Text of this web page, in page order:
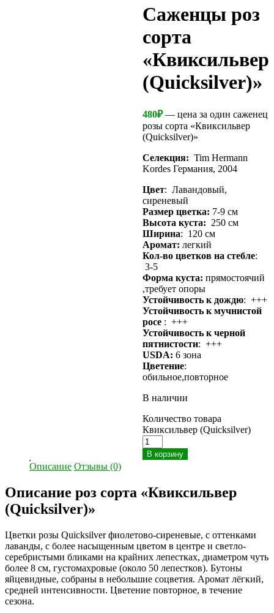
Cаженцы роз
сорта
«Квиксильвер
(Quicksilver)»
480₽— цена за один саженец
розы сорта «Квиксильвер
(Quicksilver)»
Селекция: Tim Hermann
Kordes Германия, 2004
Цвет: Лавандовый,
сиреневый
Размер цветка: 7-9 см
Высота куста: 250 см
Ширина: 120 см
Аромат: легкий
Кол-во цветков на стебле:
3-5
Форма куста: прямостоячий
,требует опоры
Устойчивость к дождю: +++
Устойчивость к мучнистой
росе: +++
Устойчивость к черной
пятнистости: +++
USDA: 6 зона
Цветение:
обильное,повторное
В наличии
Количество товара
Квиксильвер (Quicksilver)
В корзину
Описание Отзывы (0)
Описание роз сорта «Квиксильвер
(Quicksilver)»
Цветки розы Quicksilver фиолетово-сиреневые, с оттенками
лаванды, с более насыщенным цветом в центре и светло-
серебристыми бликами на крайних лепестках, диаметром чуть
более 8 см, густомахровые (около 50 лепестков). Бутоны
яйцевидные, собраны в небольшие соцветия. Аромат лёгкий,
средней интенсивности. Цветение повторное, в течение
сезона.